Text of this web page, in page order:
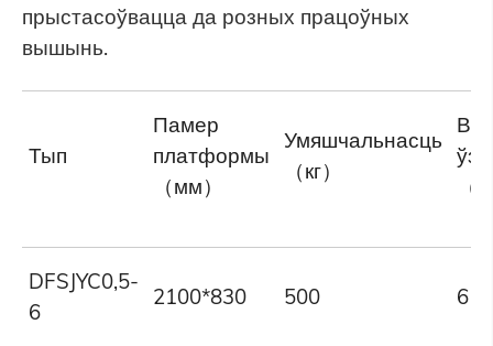
прыстасоўвацца да розных працоўных
вышынь.
Тып
Памер
платформы
（мм）
Умяшчальнасць
（кг）
（
DFSJYC0,5-
6
2100*830 500 6